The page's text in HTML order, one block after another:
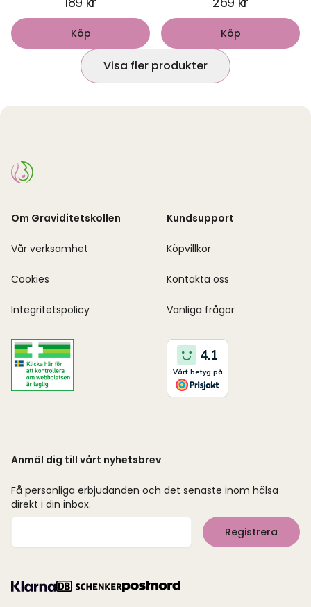
Köp Köp
Visa fler produkter
Om Graviditetskollen
Vår verksamhet
Cookies
Integritetspolicy
Kundsupport
Köpvillkor
Kontakta oss
Vanliga frågor
Anmäl dig till vårt nyhetsbrev
Få personliga erbjudanden och det senaste inom hälsa
direkt i din inbox.
Registrera